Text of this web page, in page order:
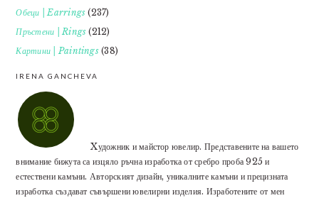
Обеци | Earrings (237)
Пръстени | Rings (212)
Картини | Paintings(38)
IRENA GANCHEVA
Xудожник и майстор ювелир. Представените на вашето
внимание бижута са изцяло ръчна изработка от сребро проба 925 и
естествени камъни. Авторският дизайн, уникалните камъни и прецизната
изработка създават съвършени ювелирни изделия. Изработените от мен